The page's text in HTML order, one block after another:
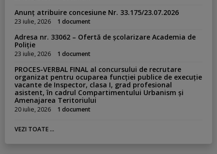
Anunț atribuire concesiune Nr. 33.175/23.07.2026
23 iulie, 2026 1 document
Adresa nr. 33062 – Ofertă de școlarizare Academia de
Poliție
23 iulie, 2026 1 document
PROCES-VERBAL FINAL al concursului de recrutare
organizat pentru ocuparea funcției publice de execuție
vacante de Inspector, clasa I, grad profesional
asistent, în cadrul Compartimentului Urbanism și
Amenajarea Teritoriului
20 iulie, 2026 1 document
VEZI TOATE ...